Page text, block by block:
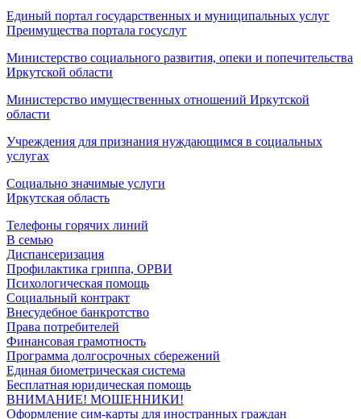
Единый портал государственных и муниципальных услуг
Преимущества портала госуслуг
Министерство социального развития, опеки и попечительства
Иркутской области
Министерство имущественных отношений Иркутской
области
Учреждения для признания нуждающимся в социальных
услугах
Социально значимые услуги
Иркутская область
Телефоны горячих линий
В семью
Диспансеризация
Профилактика гриппа, ОРВИ
Психологическая помощь
Социальный контракт
Внесудебное банкротство
Права потребителей
Финансовая грамотность
Программа долгосрочных сбережений
Единая биометрическая система
Бесплатная юридическая помощь
ВНИМАНИЕ! МОШЕННИКИ!
Оформление сим-карты для иностранных граждан